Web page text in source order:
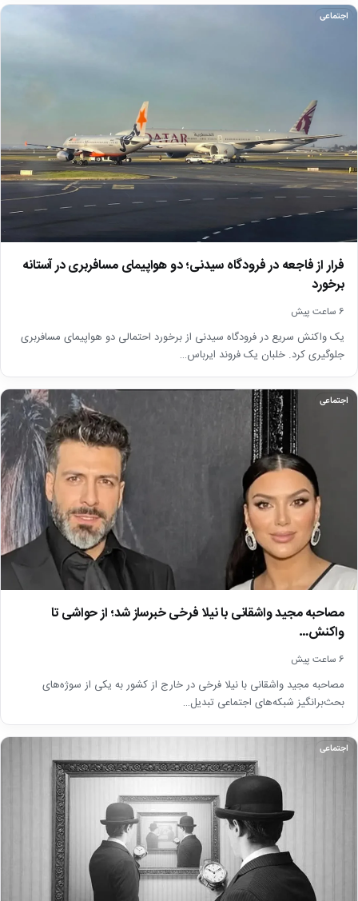
اجتماعی
فرار از فاجعه در فرودگاه سیدنی؛ دو هواپیمای مسافربری در آستانه
برخورد
6 ساعت پیش
یک واکنش سریع در فرودگاه سیدنی از برخورد احتمالی دو هواپیمای مسافربری
جلوگیری کرد. خلبان یک فروند ایرباس…
اجتماعی
مصاحبه مجید واشقانی با نیلا فرخی خبرساز شد؛ از حواشی تا
واکنش…
6 ساعت پیش
مصاحبه مجید واشقانی با نیلا فرخی در خارج از کشور به یکی از سوژه‌های
بحث‌برانگیز شبکه‌های اجتماعی تبدیل…
اجتماعی